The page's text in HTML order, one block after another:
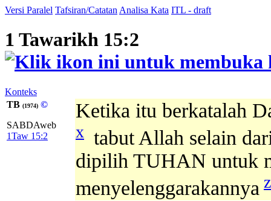
Versi Paralel Tafsiran/Catatan Analisa Kata ITL - draft
1 Tawarikh 15:2
Konteks
TB (1974) ©
SABDAweb
1Taw 15:2
Ketika itu berkatalah
x tabut Allah selain
dipilih TUHAN untuk
menyelenggarakannya z